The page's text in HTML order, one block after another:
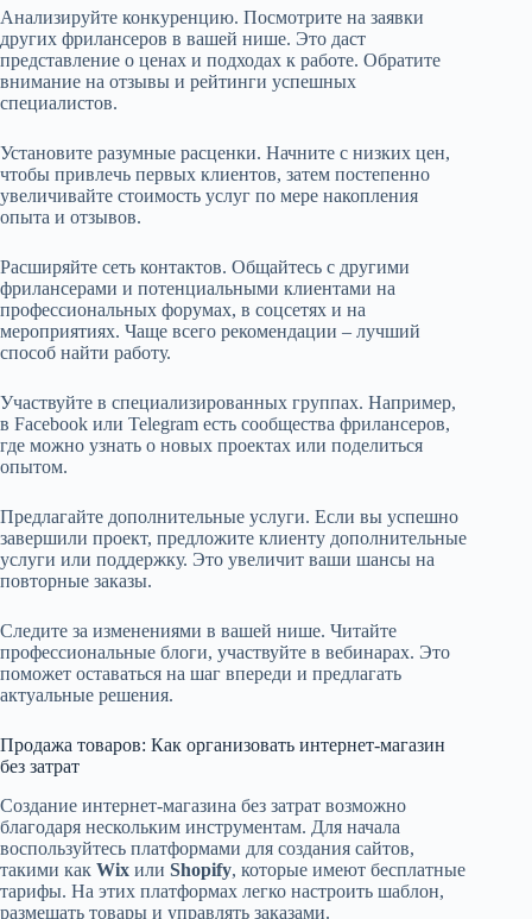
Анализируйте конкуренцию. Посмотрите на заявки
других фрилансеров в вашей нише. Это даст
представление о ценах и подходах к работе. Обратите
внимание на отзывы и рейтинги успешных
специалистов.
Установите разумные расценки. Начните с низких цен,
чтобы привлечь первых клиентов, затем постепенно
увеличивайте стоимость услуг по мере накопления
опыта и отзывов.
Расширяйте сеть контактов. Общайтесь с другими
фрилансерами и потенциальными клиентами на
профессиональных форумах, в соцсетях и на
мероприятиях. Чаще всего рекомендации – лучший
способ найти работу.
Участвуйте в специализированных группах. Например,
в Facebook или Telegram есть сообщества фрилансеров,
где можно узнать о новых проектах или поделиться
опытом.
Предлагайте дополнительные услуги. Если вы успешно
завершили проект, предложите клиенту дополнительные
услуги или поддержку. Это увеличит ваши шансы на
повторные заказы.
Следите за изменениями в вашей нише. Читайте
профессиональные блоги, участвуйте в вебинарах. Это
поможет оставаться на шаг впереди и предлагать
актуальные решения.
Продажа товаров: Как организовать интернет-магазин
без затрат
Создание интернет-магазина без затрат возможно
благодаря нескольким инструментам. Для начала
воспользуйтесь платформами для создания сайтов,
такими как Wix или Shopify, которые имеют бесплатные
тарифы. На этих платформах легко настроить шаблон,
размещать товары и управлять заказами.